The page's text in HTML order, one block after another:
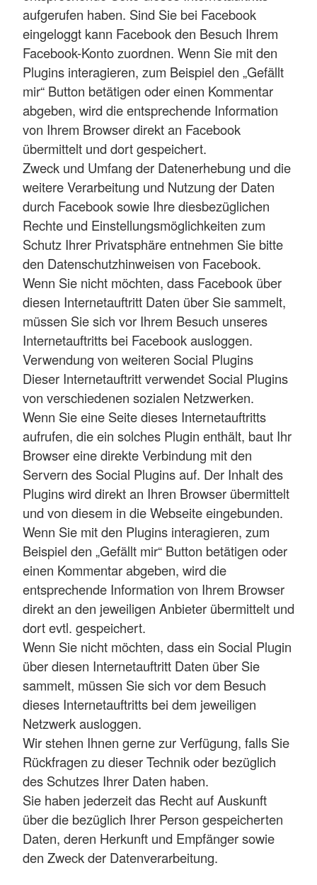
aufgerufen haben. Sind Sie bei Facebook
eingeloggt kann Facebook den Besuch Ihrem
Facebook-Konto zuordnen. Wenn Sie mit den
Plugins interagieren, zum Beispiel den „Gefällt
mir“ Button betätigen oder einen Kommentar
abgeben, wird die entsprechende Information
von Ihrem Browser direkt an Facebook
übermittelt und dort gespeichert.
Zweck und Umfang der Datenerhebung und die
weitere Verarbeitung und Nutzung der Daten
durch Facebook sowie Ihre diesbezüglichen
Rechte und Einstellungsmöglichkeiten zum
Schutz Ihrer Privatsphäre entnehmen Sie bitte
den Datenschutzhinweisen von Facebook.
Wenn Sie nicht möchten, dass Facebook über
diesen Internetauftritt Daten über Sie sammelt,
müssen Sie sich vor Ihrem Besuch unseres
Internetauftritts bei Facebook ausloggen.
Verwendung von weiteren Social Plugins
Dieser Internetauftritt verwendet Social Plugins
von verschiedenen sozialen Netzwerken.
Wenn Sie eine Seite dieses Internetauftritts
aufrufen, die ein solches Plugin enthält, baut Ihr
Browser eine direkte Verbindung mit den
Servern des Social Plugins auf. Der Inhalt des
Plugins wird direkt an Ihren Browser übermittelt
und von diesem in die Webseite eingebunden.
Wenn Sie mit den Plugins interagieren, zum
Beispiel den „Gefällt mir“ Button betätigen oder
einen Kommentar abgeben, wird die
entsprechende Information von Ihrem Browser
direkt an den jeweiligen Anbieter übermittelt und
dort evtl. gespeichert.
Wenn Sie nicht möchten, dass ein Social Plugin
über diesen Internetauftritt Daten über Sie
sammelt, müssen Sie sich vor dem Besuch
dieses Internetauftritts bei dem jeweiligen
Netzwerk ausloggen.
Wir stehen Ihnen gerne zur Verfügung, falls Sie
Rückfragen zu dieser Technik oder bezüglich
des Schutzes Ihrer Daten haben.
Sie haben jederzeit das Recht auf Auskunft
über die bezüglich Ihrer Person gespeicherten
Daten, deren Herkunft und Empfänger sowie
den Zweck der Datenverarbeitung.